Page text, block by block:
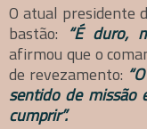
O atual presidente
bastão: “É duro,
afirmou que o
de revezamento:
sentido de missão
cumprir”.